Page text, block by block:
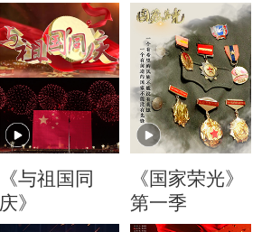
《与祖国同
庆》
《国家荣光》
第一季